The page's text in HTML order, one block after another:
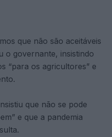
que não são aceitáveis
o governante, insistindo
“para os agricultores” e
que não se pode
e que a pandemia